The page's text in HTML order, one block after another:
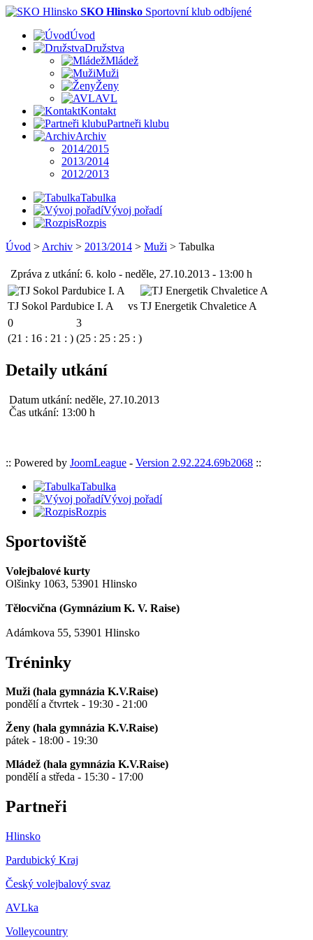
SKO Hlinsko Sportovní klub odbíjené
Úvod
Družstva
Mládež
Muži
Ženy
AVL
Kontakt
Partneři klubu
Archiv
2014/2015
2013/2014
2012/2013
Tabulka
Vývoj pořadí
Rozpis
Úvod > Archiv > 2013/2014 > Muži > Tabulka
Zpráva z utkání: 6. kolo - neděle, 27.10.2013 - 13:00 h
TJ Sokol Pardubice I. A vs TJ Energetik Chvaletice A
0
3
(21 : 16 : 21 : ) (25 : 25 : 25 : )
Detaily utkání
Datum utkání: neděle, 27.10.2013
Čas utkání: 13:00 h
:: Powered by JoomLeague - Version 2.92.224.69b2068 ::
Tabulka
Vývoj pořadí
Rozpis
Sportoviště
Volejbalové kurty
Olšinky 1063, 53901 Hlinsko
Tělocvična (Gymnázium K. V. Raise)
Adámkova 55, 53901 Hlinsko
Tréninky
Muži (hala gymnázia K.V.Raise)
pondělí a čtvrtek - 19:30 - 21:00
Ženy (hala gymnázia K.V.Raise)
pátek - 18:00 - 19:30
Mládež (hala gymnázia K.V.Raise)
pondělí a středa - 15:30 - 17:00
Partneři
Hlinsko
Pardubický Kraj
Český volejbalový svaz
AVLka
Volleycountry